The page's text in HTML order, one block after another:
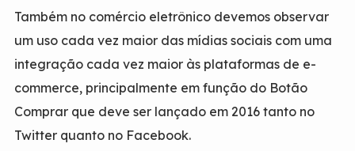
Também no comércio eletrônico devemos observar
um uso cada vez maior das mídias sociais com uma
integração cada vez maior às plataformas de e-
commerce, principalmente em função do Botão
Comprarque deve ser lançado em 2016 tanto no
Twitter quanto no Facebook.